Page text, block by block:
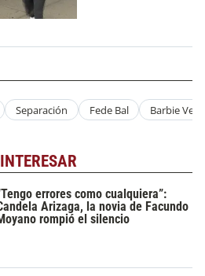
Separación Fede Bal Barbie
errores como cualquiera”:
Arizaga, la novia de Facundo
rompió el silencio